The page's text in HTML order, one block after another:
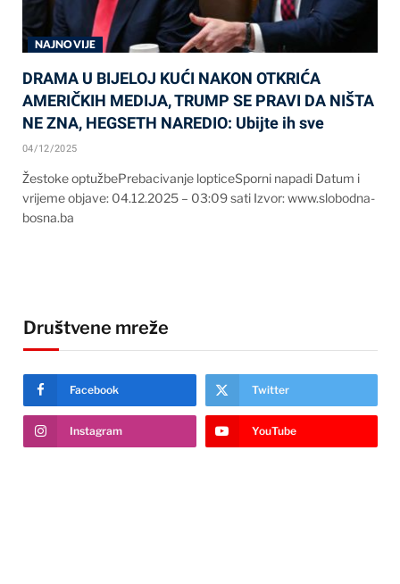
NAJNOVIJE
DRAMA U BIJELOJ KUĆI NAKON OTKRIĆA
AMERIČKIH MEDIJA, TRUMP SE PRAVI DA NIŠTA
NE ZNA, HEGSETH NAREDIO: Ubijte ih sve
04/12/2025
Žestoke optužbePrebacivanje lopticeSporni napadi Datum i
vrijeme objave: 04.12.2025 – 03:09 sati Izvor: www.slobodna-
bosna.ba
Društvene mreže
Facebook Twitter
Instagram YouTube